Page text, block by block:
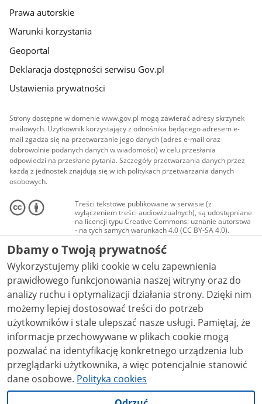
Prawa autorskie
Warunki korzystania
Geoportal
Deklaracja dostępności serwisu Gov.pl
Ustawienia prywatności
Strony dostępne w domenie www.gov.pl mogą zawierać adresy skrzynek
mailowych. Użytkownik korzystający z odnośnika będącego adresem e-
mail zgadza się na przetwarzanie jego danych (adres e-mail oraz
dobrowolnie podanych danych w wiadomości) w celu przesłania
odpowiedzi na przesłane pytania. Szczegóły przetwarzania danych przez
każdą z jednostek znajdują się w ich politykach przetwarzania danych
osobowych.
Treści tekstowe publikowane w serwisie (z
wyłączeniem treści audiowizualnych), są udostępniane
na licencji typu Creative Commons: uznanie autorstwa
- na tych samych warunkach 4.0 (CC BY-SA 4.0).
Materiały audiowizualne, w tym zdjęcia, materiały
audio i wideo, są udostępniane na licencji typu
Creative Commons: uznanie autorstwa użycie
niekomercyjne - bez utworów zależnych 4.0 (CC BY-
NC-ND 4.0), o ile nie jest to stwierdzone inaczej.
Dbamy o Twoją prywatność
Wykorzystujemy pliki cookie w celu zapewnienia
prawidłowego funkcjonowania naszej witryny oraz do
analizy ruchu i optymalizacji działania strony. Dzięki nim
możemy lepiej dostosować treści do potrzeb
użytkowników i stale ulepszać nasze usługi. Pamiętaj, że
informacje przechowywane w plikach cookie mogą
pozwalać na identyfikację konkretnego urządzenia lub
przeglądarki użytkownika, a więc potencjalnie stanowić
dane osobowe. Polityka cookies